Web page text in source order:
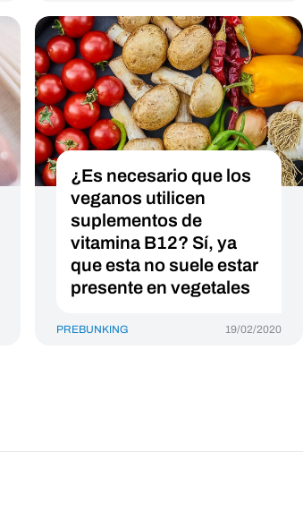
¿Es necesario que los
veganos utilicen
suplementos de
vitamina B12? Sí, ya
que esta no suele estar
presente en vegetales
PREBUNKING 19/02/2020